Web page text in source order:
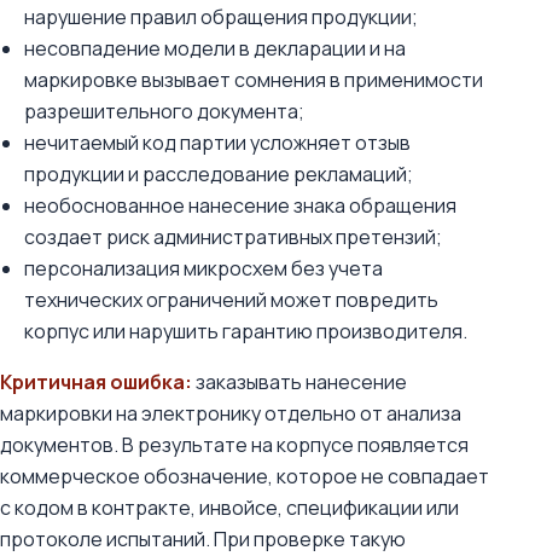
нарушение правил обращения продукции;
несовпадение модели в декларации и на
маркировке вызывает сомнения в применимости
разрешительного документа;
нечитаемый код партии усложняет отзыв
продукции и расследование рекламаций;
необоснованное нанесение знака обращения
создает риск административных претензий;
персонализация микросхем без учета
технических ограничений может повредить
корпус или нарушить гарантию производителя.
Критичная ошибка: заказывать нанесение
маркировки на электронику отдельно от анализа
документов. В результате на корпусе появляется
коммерческое обозначение, которое не совпадает
с кодом в контракте, инвойсе, спецификации или
протоколе испытаний. При проверке такую